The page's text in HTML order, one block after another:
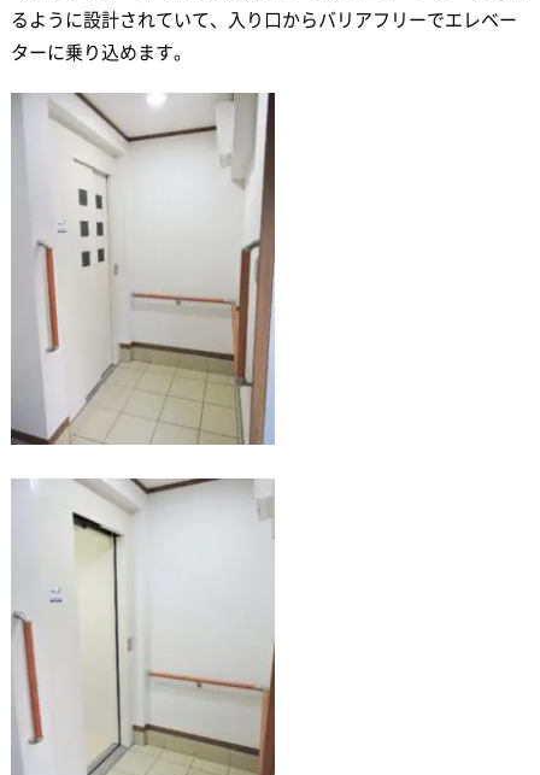
るように設計されていて、入り口からバリアフリーでエレベー
ターに乗り込めます。